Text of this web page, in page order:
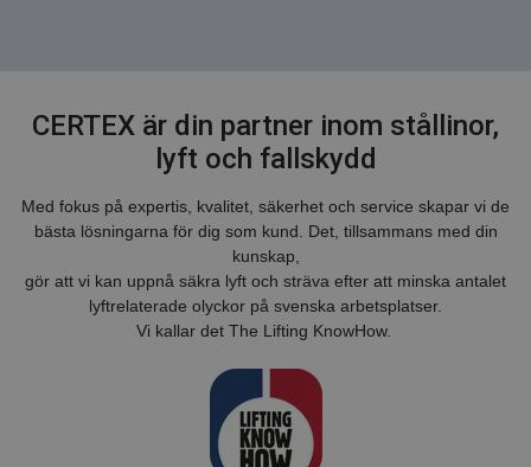
CERTEX är din partner inom stållinor,
lyft och fallskydd
Med fokus på expertis, kvalitet, säkerhet och service skapar vi de
bästa lösningarna för dig som kund. Det, tillsammans med din
kunskap,
gör att vi kan uppnå säkra lyft och sträva efter att minska antalet
lyftrelaterade olyckor på svenska arbetsplatser.
Vi kallar det The Lifting KnowHow.